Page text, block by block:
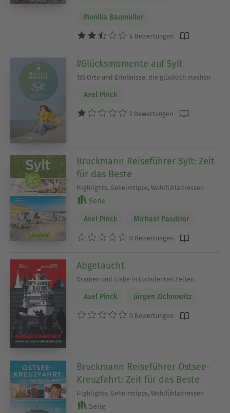
Monika Baumüller
4 Bewertungen
#Glücksmomente auf Sylt
135 Orte und Erlebnisse, die glücklich machen
Axel Pinck
2 Bewertungen
Bruckmann Reiseführer Sylt: Zeit
für das Beste
Highlights, Geheimtipps, Wohlfühladressen
Serie
Axel Pinck Michael Pasdzior
0 Bewertungen
Abgetaucht
Dramen und Liebe in turbulenten Zeiten
Axel Pinck Jürgen Zichnowitz
0 Bewertungen
Bruckmann Reiseführer Ostsee-
Kreuzfahrt: Zeit für das Beste
Highlights, Geheimtipps, Wohlfühladressen
Serie